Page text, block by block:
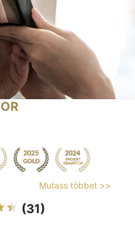
Mutass többet >>
(31)